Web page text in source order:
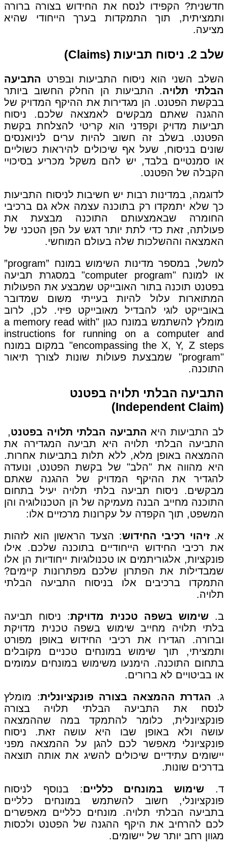
חדשנית? הקפידו לנסח את החידוש בצורה ברורה
ותמציתית, תוך התמקדות בערך הייחודי שהיא
מציעה.
שלב 2. ניסוח תביעות (Claims)
השלב השני הוא ניסוח התביעות ובפרט התביעה
הבלתי תלויה. התביעות הן החלק החשוב ביותר
בבקשת הפטנט. הן מגדירות את ההיקף המדויק של
ההגנה שאתם מבקשים לאמצאה שלכם. ניסוח
תביעות מדויק וקפדני הוא קריטי להצלחת בקשת
הפטנט. בשלב זה חשוב להיות ערים לניואנסים
שונים בניסוח, שעל אף שיכולים להיראות כשוליים
או סמנטיים בלבד, יש להם משקל מכריע בסיכויי
הקבלה של הפטנט.
לדוגמה, במדינות רבות יש חשיבות לניסוח התביעות
כך שלא יתמקדו רק בתוכנה עצמה אלא גם ברכיבי
החומרה שבאמצעותם התוכנה מבצעת את
פעולתה, זאת כדי לתת יותר דגש על הפן הטכני של
האמצאה וההשלכות שלה בעולם המוחשי.
למשל, במספר מדינות השימוש במונח ”program”
או למונח "computer program" במסגרת תביעה
בפטנט תוכנה בתור האובייקט שמבצע את הפעולות
המתוארות עלול להיות בעייתי משום שמדובר
באובייקט לוגי להבדיל מאובייקט פיזי. לכן, לרוב
מומלץ להשתמש במונח כגון "a memory read with
instructions for running on a computer and
encompassing the X, Y, Z steps" במקום במונח
"program" שמבצעת פעולות שונות לצורך תיאור
התוכנה.
התביעה הבלתי תלויה בפטנט
(Independent Claim)
לב התביעות היא התביעה הבלתי תלויה בפטנט,
התביעה הבלתי תלויה היא תביעה המגדירה את
ההמצאה באופן מלא, ללא תלות בתביעות אחרות.
היא מהווה את "הלב" של בקשת הפטנט, ונועדה
להגדיר את ההיקף המדויק של ההגנה שאתם
מבקשים. ניסוח תביעה בלתי תלויה יעיל בתחום
התוכנה מחייב הבנה מעמיקה של הן הטכנולוגיה והן
המשפט, תוך הקפדה על עקרונות מרכזיים אלו:
א.זיהוי רכיבי החידוש: הצעד הראשון הוא לזהות
את רכיבי החידוש הייחודיים בתוכנה שלכם. אילו
פונקציות, אלגוריתמים או טכנולוגיות ייחודיות הן אלו
שמבדילות את הפתרון שלכם מפתרונות קיימים?
התמקדו ברכיבים אלו בניסוח התביעה הבלתי
תלויה.
ב.שימוש בשפה טכנית מדויקת: ניסוח תביעה
בלתי תלויה מחייב שימוש בשפה טכנית מדויקת
וברורה. הגדירו את רכיבי החידוש באופן מפורט
ותמציתי, תוך שימוש במונחים טכניים מקובלים
בתחום התוכנה. הימנעו משימוש במונחים עמומים
או בביטויים לא ברורים.
ג.
הגדרת ההמצאה בצורה פונקציונלית: מומלץ
לנסח את התביעה הבלתי תלויה בצורה
פונקציונלית, כלומר להתמקד במה שההמצאה
עושה ולא באופן שבו היא עושה זאת. ניסוח
פונקציונלי מאפשר לכם להגן על ההמצאה מפני
יישומים עתידיים שיכולים להשיג את אותה תוצאה
בדרכים שונות.
ד. שימוש במונחים כלליים: בנוסף לניסוח
פונקציונלי, חשוב להשתמש במונחים כלליים
בתביעה הבלתי תלויה. מונחים כלליים מאפשרים
לכם להרחיב את היקף ההגנה של הפטנט ולכסות
מגוון רחב יותר של יישומים.